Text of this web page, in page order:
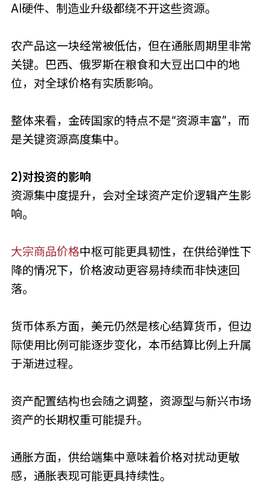
AI硬件、制造业升级都绕不开这些资源。
农产品这一块经常被低估，但在通胀周期里非常
关键。巴西、俄罗斯在粮食和大豆出口中的地
位，对全球价格有实质影响。
整体来看，金砖国家的特点不是“资源丰富”，而
是关键资源高度集中。
2)对投资的影响
资源集中度提升，会对全球资产定价逻辑产生影
响。
大宗商品价格中枢可能更具韧性，在供给弹性下
降的情况下，价格波动更容易持续而非快速回
落。
货币体系方面，美元仍然是核心结算货币，但边
际使用比例可能逐步变化，本币结算比例上升属
于渐进过程。
资产配置结构也会随之调整，资源型与新兴市场
资产的长期权重可能提升。
通胀方面，供给端集中意味着价格对扰动更敏
感，通胀表现可能更具持续性。